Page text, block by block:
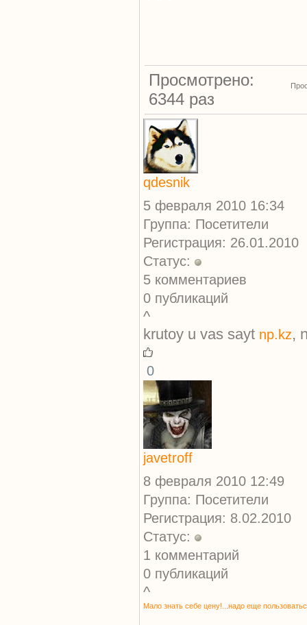
Просмотрено:
6344 раз
qdesnik
5 февраля 2010 16:34
Группа: Посетители
Регистрация: 26.01.2010
Статус:
5 комментариев
0 публикаций
^
krutoy u vas sayt np.kz,
0
javetroff
8 февраля 2010 12:49
Группа: Посетители
Регистрация: 8.02.2010
Статус:
1 комментарий
0 публикаций
^
Мало знать себе цену!.. .надо еще